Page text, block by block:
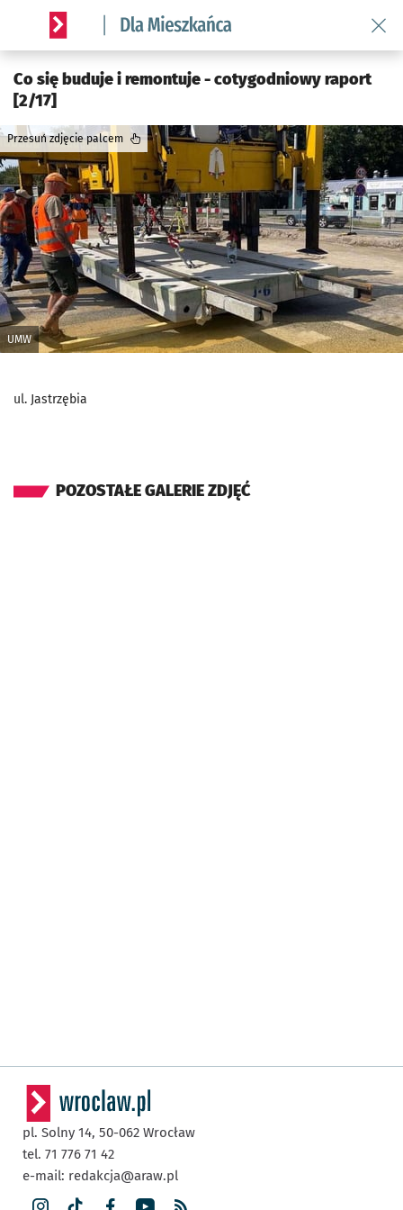
Serwis informacyjny wroclaw.pl podserwis: Dla mieszkańca
Co się buduje i remontuje - cotygodniowy raport
[2/17]
UMW
Przesuń zdjęcie palcem
ul. Jastrzębia
POZOSTAŁE GALERIE ZDJĘĆ
pl. Solny 14, 50-062 Wrocław
tel. 71 776 71 42
e-mail: redakcja@araw.pl